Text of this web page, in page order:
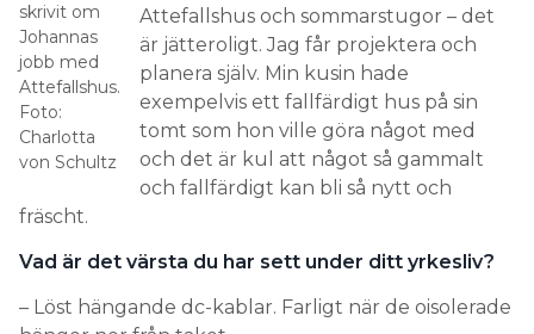
skrivit om
Johannas
jobb med
Attefallshus.
Foto:
Charlotta
von Schultz
Attefallshus och sommarstugor – det
är jätteroligt. Jag får projektera och
planera själv. Min kusin hade
exempelvis ett fallfärdigt hus på sin
tomt som hon ville göra något med
och det är kul att något så gammalt
och fallfärdigt kan bli så nytt och
fräscht.
Vad är det värsta du har sett under ditt yrkesliv?
– Löst hängande dc-kablar. Farligt när de oisolerade